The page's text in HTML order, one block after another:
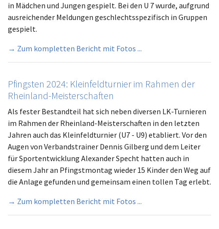
in Mädchen und Jungen gespielt. Bei den U 7 wurde, aufgrund
ausreichender Meldungen geschlechtsspezifisch in Gruppen
gespielt.
→ Zum kompletten Bericht mit Fotos ...
Pfingsten 2024: Kleinfeldturnier im Rahmen der
Rheinland-Meisterschaften
Als fester Bestandteil hat sich neben diversen LK-Turnieren
im Rahmen der Rheinland-Meisterschaften in den letzten
Jahren auch das Kleinfeldturnier (U7 - U9) etabliert. Vor den
Augen von Verbandstrainer Dennis Gilberg und dem Leiter
für Sportentwicklung Alexander Specht hatten auch in
diesem Jahr an Pfingstmontag wieder 15 Kinder den Weg auf
die Anlage gefunden und gemeinsam einen tollen Tag erlebt.
→ Zum kompletten Bericht mit Fotos ...